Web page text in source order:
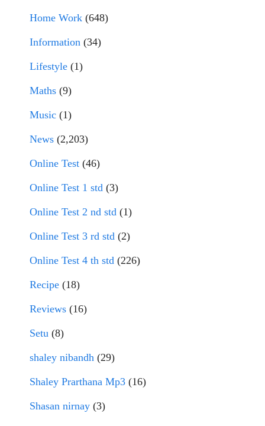
Home Work (648)
Information (34)
Lifestyle (1)
Maths (9)
Music (1)
News (2,203)
Online Test (46)
Online Test 1 std (3)
Online Test 2 nd std (1)
Online Test 3 rd std (2)
Online Test 4 th std (226)
Recipe (18)
Reviews (16)
Setu (8)
shaley nibandh (29)
Shaley Prarthana Mp3 (16)
Shasan nirnay (3)